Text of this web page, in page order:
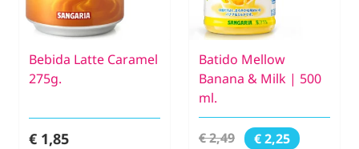
Bebida Latte Caramel
275g.
€ 1,85
Batido Mellow
Banana & Milk | 500
ml.
€ 2,49 € 2,25